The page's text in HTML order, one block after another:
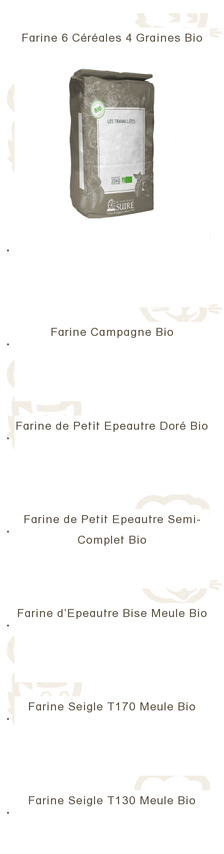
Farine 6 Céréales 4 Graines Bio
Farine Campagne Bio
Farine de Petit Epeautre Doré Bio
Farine de Petit Epeautre Semi-
Complet Bio
Farine d’Epeautre Bise Meule Bio
Farine Seigle T170 Meule Bio
Farine Seigle T130 Meule Bio